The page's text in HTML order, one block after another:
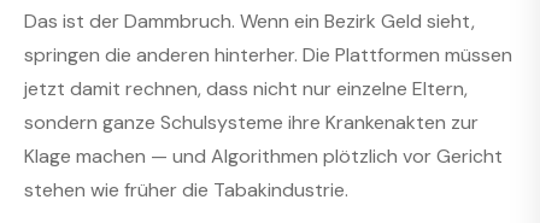
Das ist der Dammbruch. Wenn ein Bezirk Geld sieht,
springen die anderen hinterher. Die Plattformen müssen
jetzt damit rechnen, dass nicht nur einzelne Eltern,
sondern ganze Schulsysteme ihre Krankenakten zur
Klage machen — und Algorithmen plötzlich vor Gericht
stehen wie früher die Tabakindustrie.